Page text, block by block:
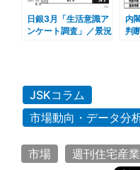
日銀3月「生活意識ア
ンケート調査」／景況
内
判
JSKコラム
市場動向・データ分
市場 週刊住宅産